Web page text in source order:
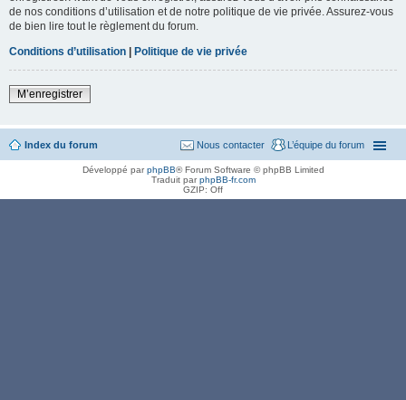
de nos conditions d’utilisation et de notre politique de vie privée. Assurez-vous
de bien lire tout le règlement du forum.
Conditions d’utilisation | Politique de vie privée
M’enregistrer
Index du forum L’équipe du forum
Nous contacter
Développé parphpBB® Forum Software © phpBB Limited
Traduit parphpBB-fr.com
GZIP: Off